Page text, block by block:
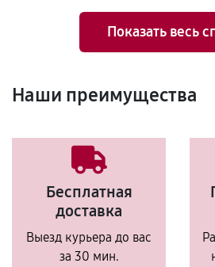
Показать весь
Наши преимущества
Бесплатная
доставка
Выезд курьера до вас
за 30 мин.